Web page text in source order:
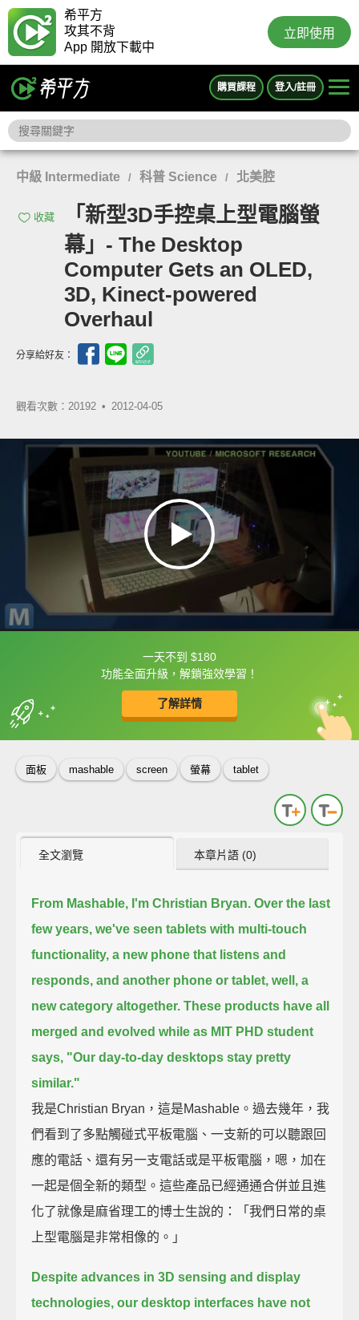
希平方
攻其不背
App 開放下載中
立即使用
購買課程 登入/註冊
中級 Intermediate / 科普 Science / 北美腔
收藏
「新型3D手控桌上型電腦螢
幕」- The Desktop
Computer Gets an OLED,
3D, Kinect-powered
Overhaul
分享給好友：
觀看次數：20192 • 2012-04-05
一天不到 $180
功能全面升級，解鎖強效學習！
了解詳情
框選或點兩下字幕可以直接查字典喔！
收錄佳句 中
英
面板 mashable screen 螢幕 tablet
全文瀏覽 本章片語 (0)
From Mashable, I'm Christian Bryan. Over the last
few years, we've seen tablets with multi-touch
functionality, a new phone that listens and
responds, and another phone or tablet, well, a
new category altogether. These products have all
merged and evolved while as MIT PHD student
says, "Our day-to-day desktops stay pretty
similar."
我是Christian Bryan，這是Mashable。過去幾年，我
們看到了多點觸碰式平板電腦、一支新的可以聽跟回
應的電話、還有另一支電話或是平板電腦，嗯，加在
一起是個全新的類型。這些產品已經通通合併並且進
化了就像是麻省理工的博士生說的：「我們日常的桌
上型電腦是非常相像的。」
Despite advances in 3D sensing and display
technologies, our desktop interfaces have not